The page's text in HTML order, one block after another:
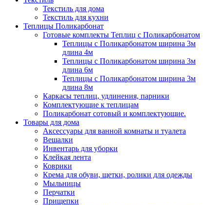
Текстиль для дома
Текстиль для кухни
Теплицы Поликарбонат
Готовые комплекты Теплиц с Поликарбонатом
Теплицы с Поликарбонатом ширина 3м
длина 4м
Теплицы с Поликарбонатом ширина 3м
длина 6м
Теплицы с Поликарбонатом ширина 3м
длина 8м
Каркасы теплиц, удлинения, парники
Комплектующие к теплицам
Поликарбонат сотовый и комплектующие.
Товары для дома
Аксессуары для ванной комнаты и туалета
Вешалки
Инвентарь для уборки
Клейкая лента
Коврики
Крема для обуви, щетки, ролики для одежды
Мыльницы
Перчатки
Прищепки